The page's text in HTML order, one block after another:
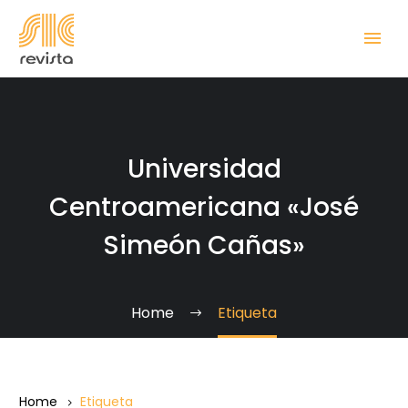
Universidad
Centroamericana «José
Simeón Cañas»
Home Etiqueta
Home Etiqueta